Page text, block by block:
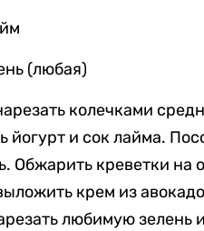
(любая)
колечками
йогурт и сок лайма.
Обжарить креветки на
крем из
любимую зелень